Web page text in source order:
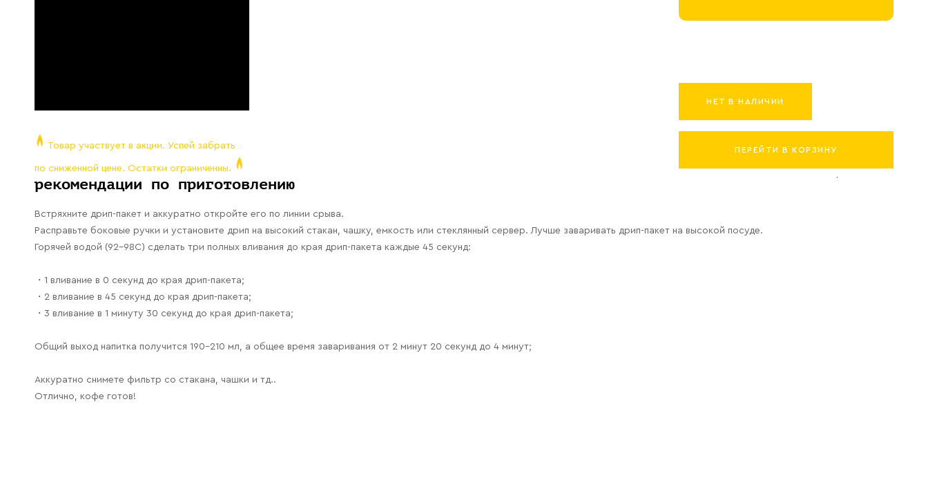
Товар участвует в акции. Успей забрать
по сниженной цене. Остатки ограниченны.
НЕТ В НАЛИЧИИ
ПЕРЕЙТИ В КОРЗИНУ
рекомендации по приготовлению
Встряхните дрип-пакет и аккуратно откройте его по линии срыва.
Расправьте боковые ручки и установите дрип на высокий стакан, чашку, емкость или стеклянный сервер. Лучше заваривать дрип-пакет на высокой посуде.
Горячей водой (92-98С) сделать три полных вливания до края дрип-пакета каждые 45 секунд:
・1 вливание в 0 секунд до края дрип-пакета;
・2 вливание в 45 секунд до края дрип-пакета;
・3 вливание в 1 минуту 30 секунд до края дрип-пакета;
Общий выход напитка получится 190-210 мл, а общее время заваривания от 2 минут 20 секунд до 4 минут;
Аккуратно снимете фильтр со стакана, чашки и тд..
Отлично, кофе готов!